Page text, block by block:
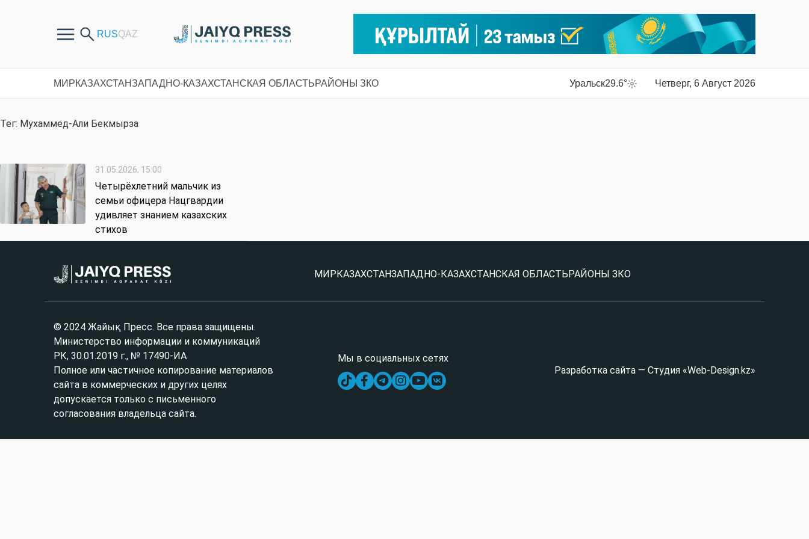
МИРКАЗАХСТАНЗАПАДНО-КАЗАХСТАНСКАЯ ОБЛАСТЬРАЙОНЫ ЗКО Уральск29.6° Четверг, 6 Август 2026
Тег: Мухаммед-Али Бекмырза
31.05.2026, 15:00
Четырёхлетний мальчик из
семьи офицера Нацгвардии
удивляет знанием казахских
стихов
МИР КАЗАХСТАНЗАПАДНО-КАЗАХСТАНСКАЯ ОБЛАСТЬ РАЙОНЫ ЗКО
© 2024 Жайық Пресс. Все права защищены.
Министерство информации и коммуникаций
РК, 30.01.2019 г., № 17490-ИА
Полное или частичное копирование материалов
сайта в коммерческих и других целях
допускается только с письменного
согласования владельца сайта.
Мы в социальных сетях
Разработка сайта — Студия «Web-Design.kz»